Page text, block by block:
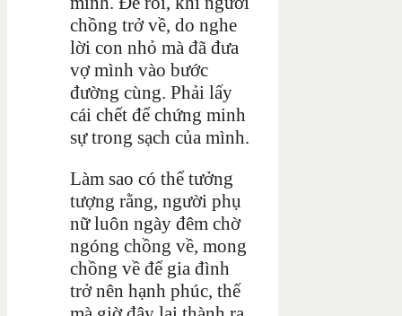
chồng trở về, do nghe
lời con nhỏ mà đã đưa
vợ mình vào bước
đường cùng. Phải lấy
cái chết để chứng minh
sự trong sạch của mình.
Làm sao có thể tưởng
tượng rằng, người phụ
nữ luôn ngày đêm chờ
ngóng chồng về, mong
chồng về để gia đình
trở nên hạnh phúc, thế